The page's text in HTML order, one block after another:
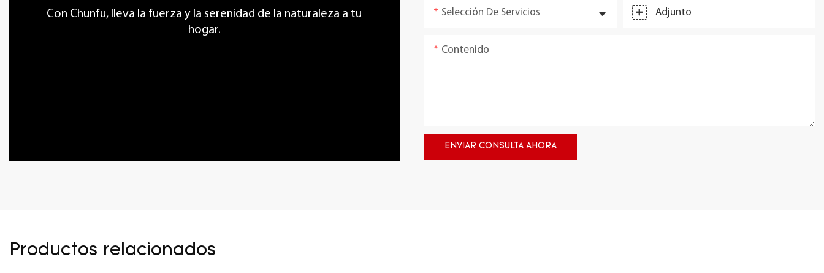
Con Chunfu, lleva la fuerza y ​​la serenidad de la naturaleza a tu
hogar.
Selección De Servicios Adjunto
Contenido
ENVIAR CONSULTA AHORA
Productos relacionados